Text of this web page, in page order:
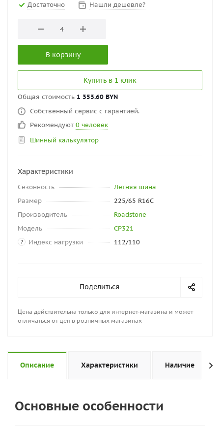
Достаточно Нашли дешевле?
В корзину
Купить в 1 клик
Общая стоимость 1 353.60 BYN
Собственный сервис с гарантией.
Рекомендуют 0 человек
Шинный калькулятор
Характеристики
Сезонность
Летняя шина
Размер
225/65 R16C
Производитель
Roadstone
Модель
CP321
? Индекс нагрузки 112/110
Поделиться
Цена действительна только для интернет-магазина и может
отличаться от цен в розничных магазинах
Описание Характеристики Наличие
Основные особенности